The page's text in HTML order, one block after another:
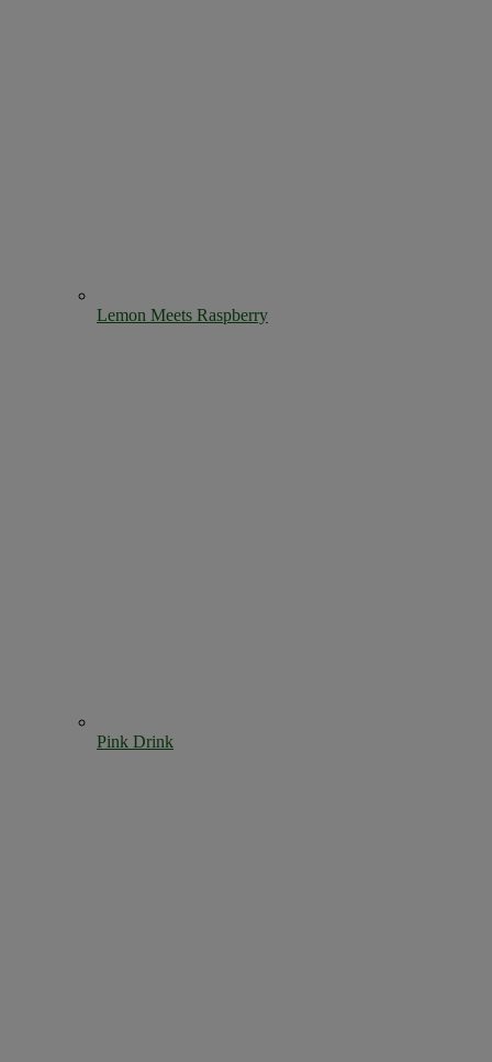
Lemon Meets Raspberry
Pink Drink